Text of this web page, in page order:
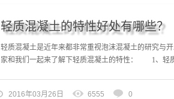
轻质混凝土的特性好处有哪些？
轻质混凝土是近年来都非常重视泡沫混凝土的研究与
家和我们一起来了解下轻质混凝土的特性： 1、轻
2016年03月26日 6555 0